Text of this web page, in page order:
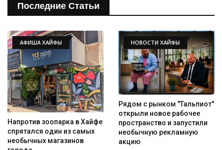
Последние Статьи
АФИША ХАЙФЫ
Напротив зоопарка в Хайфе
спрятался один из самых
необычных магазинов
НОВОСТИ ХАЙФЫ
Рядом с рынком "Тальпиот"
открыли новое рабочее
пространство и запустили
необычную рекламную
акцию